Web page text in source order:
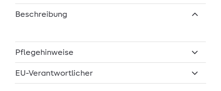
Beschreibung
Pflegehinweise
EU-Verantwortlicher